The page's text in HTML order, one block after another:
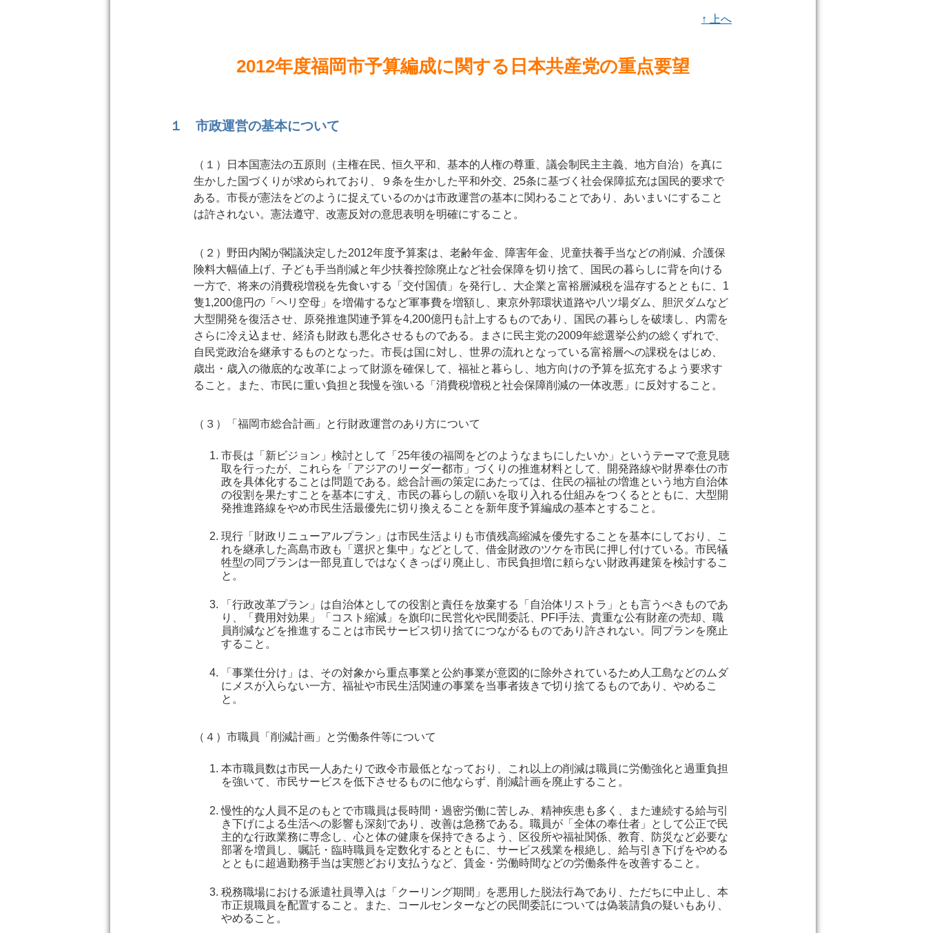
↑ 上へ
2012年度福岡市予算編成に関する日本共産党の重点要望
１ 市政運営の基本について
（１）日本国憲法の五原則（主権在民、恒久平和、基本的人権の尊重、議会制民主主義、地方自治）を真に
生かした国づくりが求められており、９条を生かした平和外交、25条に基づく社会保障拡充は国民的要求で
ある。市長が憲法をどのように捉えているのかは市政運営の基本に関わることであり、あいまいにすること
は許されない。憲法遵守、改憲反対の意思表明を明確にすること。
（２）野田内閣が閣議決定した2012年度予算案は、老齢年金、障害年金、児童扶養手当などの削減、介護保
険料大幅値上げ、子ども手当削減と年少扶養控除廃止など社会保障を切り捨て、国民の暮らしに背を向ける
一方で、将来の消費税増税を先食いする「交付国債」を発行し、大企業と富裕層減税を温存するとともに、1
隻1,200億円の「ヘリ空母」を増備するなど軍事費を増額し、東京外郭環状道路や八ツ場ダム、胆沢ダムなど
大型開発を復活させ、原発推進関連予算を4,200億円も計上するものであり、国民の暮らしを破壊し、内需を
さらに冷え込ませ、経済も財政も悪化させるものである。まさに民主党の2009年総選挙公約の総くずれで、
自民党政治を継承するものとなった。市長は国に対し、世界の流れとなっている富裕層への課税をはじめ、
歳出・歳入の徹底的な改革によって財源を確保して、福祉と暮らし、地方向けの予算を拡充するよう要求す
ること。また、市民に重い負担と我慢を強いる「消費税増税と社会保障削減の一体改悪」に反対すること。
（３）「福岡市総合計画」と行財政運営のあり方について
市長は「新ビジョン」検討として「25年後の福岡をどのようなまちにしたいか」というテーマで意見聴
取を行ったが、これらを「アジアのリーダー都市」づくりの推進材料として、開発路線や財界奉仕の市
政を具体化することは問題である。総合計画の策定にあたっては、住民の福祉の増進という地方自治体
の役割を果たすことを基本にすえ、市民の暮らしの願いを取り入れる仕組みをつくるとともに、大型開
発推進路線をやめ市民生活最優先に切り換えることを新年度予算編成の基本とすること。
現行「財政リニューアルプラン」は市民生活よりも市債残高縮減を優先することを基本にしており、こ
れを継承した高島市政も「選択と集中」などとして、借金財政のツケを市民に押し付けている。市民犠
牲型の同プランは一部見直しではなくきっぱり廃止し、市民負担増に頼らない財政再建策を検討するこ
と。
「行政改革プラン」は自治体としての役割と責任を放棄する「自治体リストラ」とも言うべきものであ
り、「費用対効果」「コスト縮減」を旗印に民営化や民間委託、PFI手法、貴重な公有財産の売却、職
員削減などを推進することは市民サービス切り捨てにつながるものであり許されない。同プランを廃止
すること。
「事業仕分け」は、その対象から重点事業と公約事業が意図的に除外されているため人工島などのムダ
にメスが入らない一方、福祉や市民生活関連の事業を当事者抜きで切り捨てるものであり、やめるこ
と。
（４）市職員「削減計画」と労働条件等について
本市職員数は市民一人あたりで政令市最低となっており、これ以上の削減は職員に労働強化と過重負担
を強いて、市民サービスを低下させるものに他ならず、削減計画を廃止すること。
慢性的な人員不足のもとで市職員は長時間・過密労働に苦しみ、精神疾患も多く、また連続する給与引
き下げによる生活への影響も深刻であり、改善は急務である。職員が「全体の奉仕者」として公正で民
主的な行政業務に専念し、心と体の健康を保持できるよう、区役所や福祉関係、教育、防災など必要な
部署を増員し、嘱託・臨時職員を定数化するとともに、サービス残業を根絶し、給与引き下げをやめる
とともに超過勤務手当は実態どおり支払うなど、賃金・労働時間などの労働条件を改善すること。
税務職場における派遣社員導入は「クーリング期間」を悪用した脱法行為であり、ただちに中止し、本
市正規職員を配置すること。また、コールセンターなどの民間委託については偽装請負の疑いもあり、
やめること。